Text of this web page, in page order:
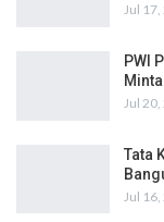
Jul
PWI
Jul
Tata
Jul